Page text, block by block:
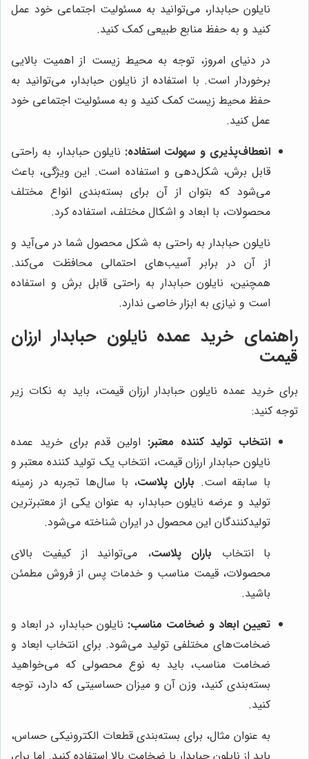
نایلون حبابدار، می‌توانید به مسئولیت اجتماعی خود عمل
کنید و به حفظ منابع طبیعی کمک کنید.
در دنیای امروز، توجه به محیط زیست از اهمیت بالایی
برخوردار است. با استفاده از نایلون حبابدار، می‌توانید به
حفظ محیط زیست کمک کنید و به مسئولیت اجتماعی خود
عمل کنید.
انعطاف‌پذیری و سهولت استفاده: نایلون حبابدار، به راحتی
قابل برش، شکل‌دهی و استفاده است. این ویژگی، باعث
می‌شود که بتوان از آن برای بسته‌بندی انواع مختلف
محصولات، با ابعاد و اشکال مختلف، استفاده کرد.
نایلون حبابدار به راحتی به شکل محصول شما در می‌آید و
از آن در برابر آسیب‌های احتمالی محافظت می‌کند.
همچنین، نایلون حبابدار به راحتی قابل برش و استفاده
است و نیازی به ابزار خاصی ندارد.
راهنمای خرید عمده نایلون حبابدار ارزان
قیمت
برای خرید عمده نایلون حبابدار ارزان قیمت، باید به نکات زیر
توجه کنید:
انتخاب تولید کننده معتبر: اولین قدم برای خرید عمده
نایلون حبابدار ارزان قیمت، انتخاب یک تولید کننده معتبر و
با سابقه است. باران پلاست، با سال‌ها تجربه در زمینه
تولید و عرضه نایلون حبابدار، به عنوان یکی از معتبرترین
تولیدکنندگان این محصول در ایران شناخته می‌شود.
با انتخاب باران پلاست، می‌توانید از کیفیت بالای
محصولات، قیمت مناسب و خدمات پس از فروش مطمئن
باشید.
تعیین ابعاد و ضخامت مناسب: نایلون حبابدار، در ابعاد و
ضخامت‌های مختلفی تولید می‌شود. برای انتخاب ابعاد و
ضخامت مناسب، باید به نوع محصولی که می‌خواهید
بسته‌بندی کنید، وزن آن و میزان حساسیتی که دارد، توجه
کنید.
به عنوان مثال، برای بسته‌بندی قطعات الکترونیکی حساس،